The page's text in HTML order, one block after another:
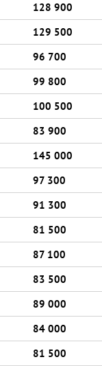
128 900
129 500
96 700
99 800
100 500
83 900
145 000
97 300
91 300
81 500
87 100
83 500
89 000
84 000
81 500